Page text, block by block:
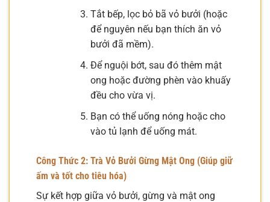
Tắt bếp, lọc bỏ bã vỏ bưởi (hoặc
để nguyên nếu bạn thích ăn vỏ
bưởi đã mềm).
Để nguội bớt, sau đó thêm mật
ong hoặc đường phèn vào khuấy
đều cho vừa vị.
Bạn có thể uống nóng hoặc cho
vào tủ lạnh để uống mát.
Công Thức 2: Trà Vỏ Bưởi Gừng Mật Ong (Giúp giữ
ấm và tốt cho tiêu hóa)
Sự kết hợp giữa vỏ bưởi, gừng và mật ong